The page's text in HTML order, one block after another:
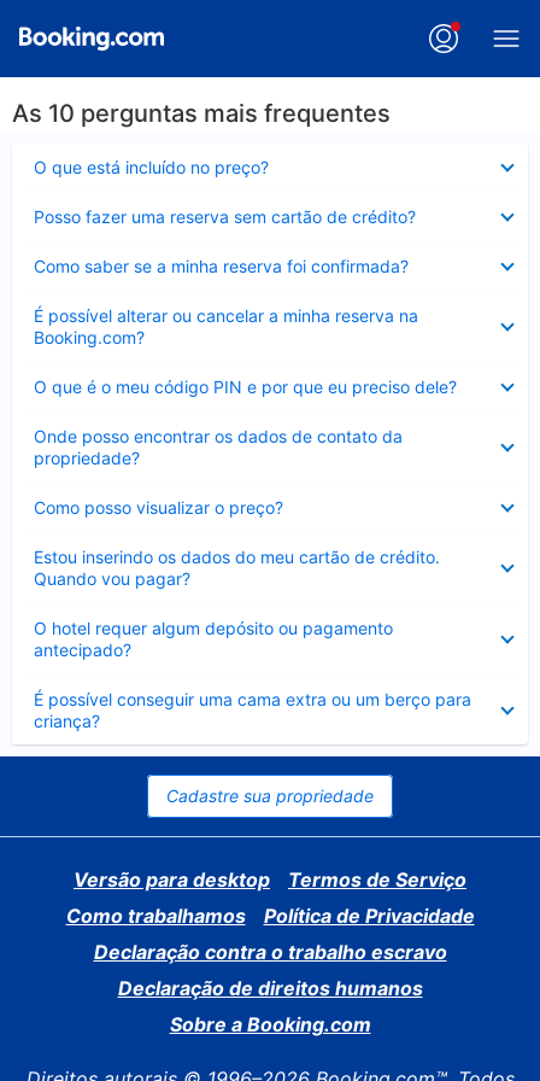
As 10 perguntas mais frequentes
O que está incluído no preço?
Posso fazer uma reserva sem cartão de crédito?
Como saber se a minha reserva foi confirmada?
É possível alterar ou cancelar a minha reserva na
Booking.com?
Contraído
O que é o meu código PIN e por que eu preciso dele?
Onde posso encontrar os dados de contato da
propriedade?
Como posso visualizar o preço?
Estou inserindo os dados do meu cartão de crédito.
Quando vou pagar?
O hotel requer algum depósito ou pagamento
antecipado?
É possível conseguir uma cama extra ou um berço para
criança?
Contraído
Cadastre sua propriedade
Versão para desktop
Termos de Serviço
Como trabalhamos
Política de Privacidade
Declaração contra o trabalho escravo
Declaração de direitos humanos
Sobre a Booking.com